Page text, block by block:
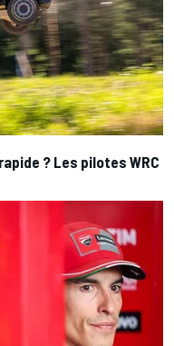
? Les pilotes WRC